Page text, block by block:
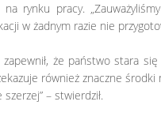
rynku pracy.
w żadnym razie nie
zapewnił, że państwo stara
również znaczne
– stwierdził.